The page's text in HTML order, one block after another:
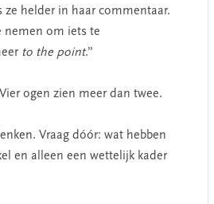
helder in haar commentaar.
nemen om iets te
to the point.”
ogen zien meer dan twee.
Vraag dóór: wat hebben
en alleen een wettelijk kader